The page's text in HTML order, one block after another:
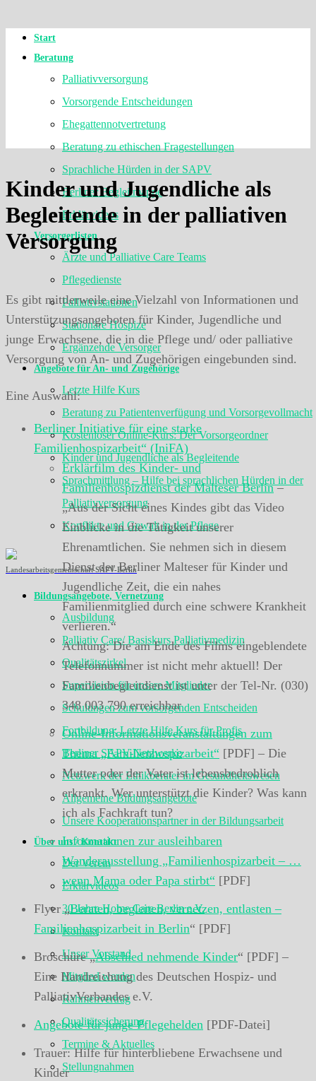
Start
Beratung
Palliativversorgung
Vorsorgende Entscheidungen
Ehegattennotvertretung
Beratung zu ethischen Fragestellungen
Sprachliche Hürden in der SAPV
Berliner Begleitmappe
Erklärvideos
Versorgerlisten
Ärzte und Palliative Care Teams
Pflegedienste
Palliativstationen
Stationäre Hospize
Ergänzende Versorger
Angebote für An- und Zugehörige
Letzte Hilfe Kurs
Beratung zu Patientenverfügung und Vorsorgevollmacht
Kostenloser Online-Kurs: Der Vorsorgeordner
Kinder und Jugendliche als Begleitende
Sprachmittlung – Hilfe bei sprachlichen Hürden in der
Palliativversorgung
Konflikte und Gewalt in der Pflege
Landesarbeitsgemeinschaft SAPV-Berlin
Bildungsangebote, Vernetzung
Ausbildung
Palliativ Care/ Basiskurs Palliativmedizin
Qualitätszirkel
Supervision für unsere Mitglieder
Schulungen zum vorsorgenden Entscheiden
Fortbildung: Letzte Hilfe Kurs für Profis
Berliner SAPV-Netzwerke
Netzwerk der Ethikberater im Gesundheitswesen
Allgemeine Bildungsangebote
Unsere Kooperationspartner in der Bildungsarbeit
Über uns / Kontakt
Der Verein
Erklärvideos
30 Jahre Home Care Berlin e.V.
Kontakt
Unser Vorstand
Mitglied werden
Rahmenvertrag
Qualitätssicherung
Termine & Aktuelles
Stellungnahmen
Kinder und Jugendliche als
Begleitende in der palliativen
Versorgung
Es gibt mittlerweile eine Vielzahl von Informationen und
Unterstützungsangeboten für Kinder, Jugendliche und
junge Erwachsene, die in die Pflege und/ oder palliative
Versorgung von An- und Zugehörigen eingebunden sind.
Eine Auswahl:
Berliner Initiative für eine starke
Familienhospizarbeit“ (IniFA)
Erklärfilm des Kinder- und
Familienhospizdienst der Malteser Berlin–
„Aus der Sicht eines Kindes gibt das Video
Einblicke in die Tätigkeit unserer
Ehrenamtlichen. Sie nehmen sich in diesem
Dienst der Berliner Malteser für Kinder und
Jugendliche Zeit, die ein nahes
Familienmitglied durch eine schwere Krankheit
verlieren.“
Achtung: Die am Ende des Films eingeblendete
Telefonnummer ist nicht mehr aktuell! Der
Familienbegleitdienst ist unter der Tel-Nr. (030)
348 003 790 erreichbar
Online-Informationsveranstaltungen zum
Thema „Familienhospizarbeit“ [PDF] – Die
Mutter oder der Vater ist lebensbedrohlich
erkrankt. Wer unterstützt die Kinder? Was kann
ich als Fachkraft tun?
Informationen zur ausleihbaren
Wanderausstellung „Familienhospizarbeit – …
wenn Mama oder Papa stirbt“ [PDF]
Flyer „Beraten, begleiten, vernetzen, entlasten –
Familienhospizarbeit in Berlin“ [PDF]
Broschüre „Abschied nehmende Kinder“ [PDF] –
Eine Handreichung des Deutschen Hospiz- und
PalliativVerbandes e.V.
Angebote für junge Pflegehelden [PDF-Datei]
Trauer: Hilfe für hinterbliebene Erwachsene und
Kinder